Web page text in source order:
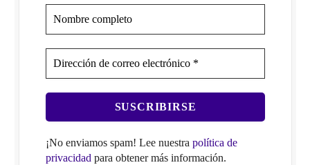
¡No enviamos spam! Lee nuestra política de
privacidad para obtener más información.